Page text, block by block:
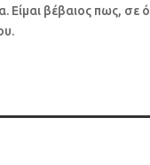
Είμαι βέβαιος πως, σε